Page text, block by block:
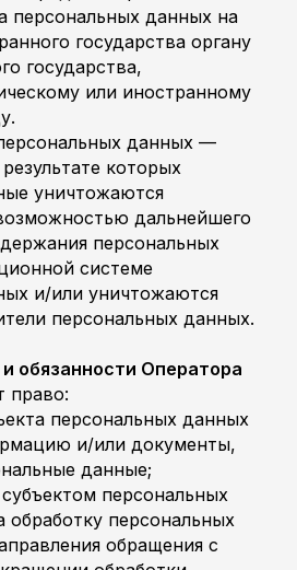
персональных данных на
государства органу
государства,
или иностранному
данных —
которых
уничтожаются
дальнейшего
персональных
системе
и/или уничтожаются
персональных данных.
обязанности Оператора
право:
персональных данных
и/или документы,
данные;
персональных
обработку персональных
обращения с